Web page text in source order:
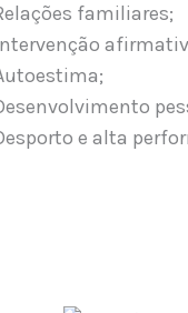
familiares;
e alta